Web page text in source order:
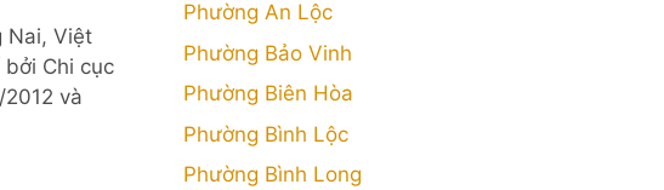
Nai, Việt
Chi cục
và
Phường An Lộc
Phường Bảo Vinh
Phường Biên Hòa
Phường Bình Lộc
Phường Bình Long